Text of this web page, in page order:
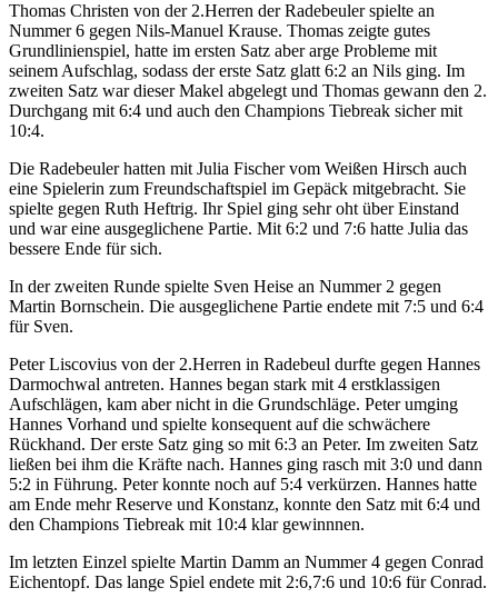
Thomas Christen von der 2.Herren der Radebeuler spielte an
Nummer 6 gegen Nils-Manuel Krause. Thomas zeigte gutes
Grundlinienspiel, hatte im ersten Satz aber arge Probleme mit
seinem Aufschlag, sodass der erste Satz glatt 6:2 an Nils ging. Im
zweiten Satz war dieser Makel abgelegt und Thomas gewann den 2.
Durchgang mit 6:4 und auch den Champions Tiebreak sicher mit
10:4.
Die Radebeuler hatten mit Julia Fischer vom Weißen Hirsch auch
eine Spielerin zum Freundschaftspiel im Gepäck mitgebracht. Sie
spielte gegen Ruth Heftrig. Ihr Spiel ging sehr oht über Einstand
und war eine ausgeglichene Partie. Mit 6:2 und 7:6 hatte Julia das
bessere Ende für sich.
In der zweiten Runde spielte Sven Heise an Nummer 2 gegen
Martin Bornschein. Die ausgeglichene Partie endete mit 7:5 und 6:4
für Sven.
Peter Liscovius von der 2.Herren in Radebeul durfte gegen Hannes
Darmochwal antreten. Hannes began stark mit 4 erstklassigen
Aufschlägen, kam aber nicht in die Grundschläge. Peter umging
Hannes Vorhand und spielte konsequent auf die schwächere
Rückhand. Der erste Satz ging so mit 6:3 an Peter. Im zweiten Satz
ließen bei ihm die Kräfte nach. Hannes ging rasch mit 3:0 und dann
5:2 in Führung. Peter konnte noch auf 5:4 verkürzen. Hannes hatte
am Ende mehr Reserve und Konstanz, konnte den Satz mit 6:4 und
den Champions Tiebreak mit 10:4 klar gewinnnen.
Im letzten Einzel spielte Martin Damm an Nummer 4 gegen Conrad
Eichentopf. Das lange Spiel endete mit 2:6,7:6 und 10:6 für Conrad.